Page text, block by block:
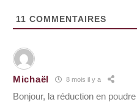
11 COMMENTAIRES
Michaël 8 mois il y a
Bonjour, la réduction en